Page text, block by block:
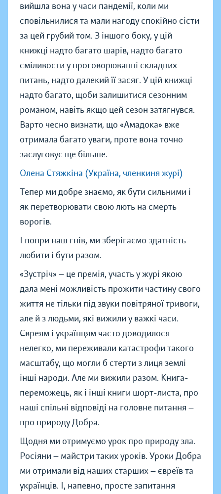
вийшла вона у часи пандемії, коли ми
сповільнилися та мали нагоду спокійно сісти
за цей грубий том. З іншого боку, у цій
книжці надто багато шарів, надто багато
сміливости у проговорюванні складних
питань, надто далекий її засяг. У цій книжці
надто багато, щоби залишитися сезонним
романом, навіть якщо цей сезон затягнувся.
Варто чесно визнати, що «Амадока» вже
отримала багато уваги, проте вона точно
заслуговує ще більше.
Олена Стяжкіна (Україна, членкиня журі)
Тепер ми добре знаємо, як бути сильними і
як перетворювати свою лють на смерть
ворогів.
І попри наш гнів, ми зберігаємо здатність
любити і бути разом.
«Зустріч» — це премія, участь у журі якою
дала мені можливість прожити частину свого
життя не тільки під звуки повітряної тривоги,
але й з людьми, які вижили у важкі часи.
Євреям і українцям часто доводилося
нелегко, ми переживали катастрофи такого
масштабу, що могли б стерти з лиця землі
інші народи. Але ми вижили разом. Книга-
переможець, як і інші книги шорт-листа, про
наші спільні відповіді на головне питання —
про природу Добра.
Щодня ми отримуємо урок про природу зла.
Росіяни — майстри таких уроків. Уроки Добра
ми отримали від наших старших — євреїв та
українців. І, напевно, просте запитання